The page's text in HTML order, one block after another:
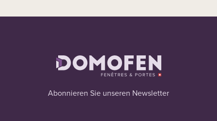
Abonnieren Sie unseren Newsletter